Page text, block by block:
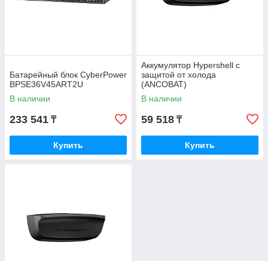
Батарейный блок CyberPower
BPSE36V45ART2U
В наличии
233 541 ₸
Купить
Аккумулятор Hypershell с
защитой от холода
(ANCOBAT)
В наличии
59 518 ₸
Купить